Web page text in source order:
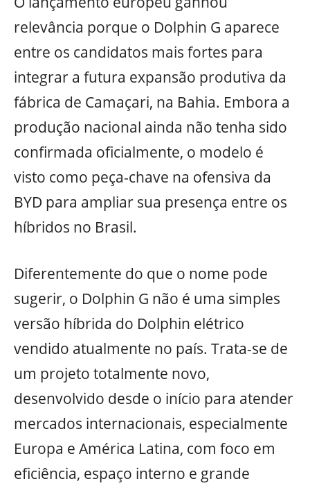
relevância porque o Dolphin G aparece
entre os candidatos mais fortes para
integrar a futura expansão produtiva da
fábrica de Camaçari, na Bahia. Embora a
produção nacional ainda não tenha sido
confirmada oficialmente, o modelo é
visto como peça-chave na ofensiva da
BYD para ampliar sua presença entre os
híbridos no Brasil.
Diferentemente do que o nome pode
sugerir, o Dolphin G não é uma simples
versão híbrida do Dolphin elétrico
vendido atualmente no país. Trata-se de
um projeto totalmente novo,
desenvolvido desde o início para atender
mercados internacionais, especialmente
Europa e América Latina, com foco em
eficiência, espaço interno e grande